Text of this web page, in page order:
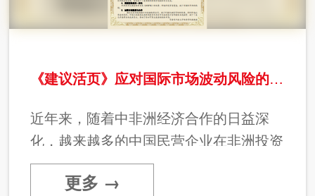
《建议活页》应对国际市场波动风险的中国民企非洲投资策略
近年来，随着中非洲经济合作的日益深
化，越来越多的中国民营企业在非洲投资
设厂。非洲经济高度依赖国际金融市场的
波动，原材料价格的波动对非洲资源出口
更多 →